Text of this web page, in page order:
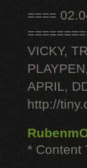
====
VICKY,
APRIL,
http://
* Content